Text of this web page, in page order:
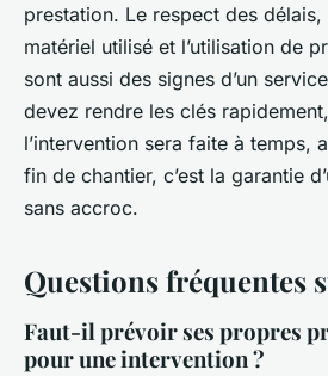
prestation. Le respect des
matériel utilisé et l’utilisation de
sont aussi des signes d’un
devez rendre les clés
l’intervention sera faite à temps,
fin de chantier, c’est la garantie
sans accroc.
Questions fréquentes
Faut-il prévoir ses propres
pour une intervention ?